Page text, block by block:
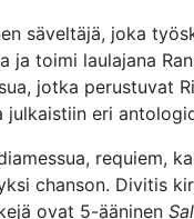
säveltäjä, joka
ja toimi laulajana
jotka perustuvat
eri
requiem,
chanson. Divitis
ovat 5-ääninen